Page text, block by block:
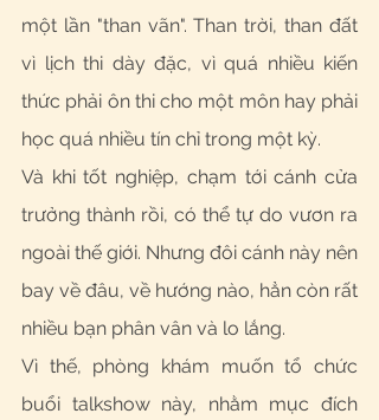
một lần "than vãn". Than trời, than đất
vì lịch thi dày đặc, vì quá nhiều kiến
thức phải ôn thi cho một môn hay phải
học quá nhiều tín chỉ trong một kỳ.
Và khi tốt nghiệp, chạm tới cánh cửa
trưởng thành rồi, có thể tự do vươn ra
ngoài thế giới. Nhưng đôi cánh này nên
bay về đâu, về hướng nào, hẳn còn rất
nhiều bạn phân vân và lo lắng.
Vì thế, phòng khám muốn tổ chức
buổi talkshow này, nhằm mục đích